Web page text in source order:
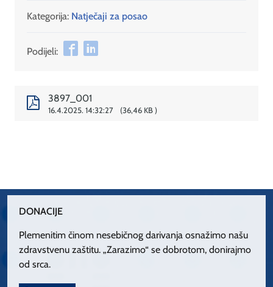
Kategorija: Natječaji za posao
Podijeli:
3897_001
16.4.2025. 14:32:27 36,46 KB
DONACIJE
Plemenitim činom nesebičnog darivanja osnažimo našu
zdravstvenu zaštitu. „Zarazimo“ se dobrotom, donirajmo
od srca.